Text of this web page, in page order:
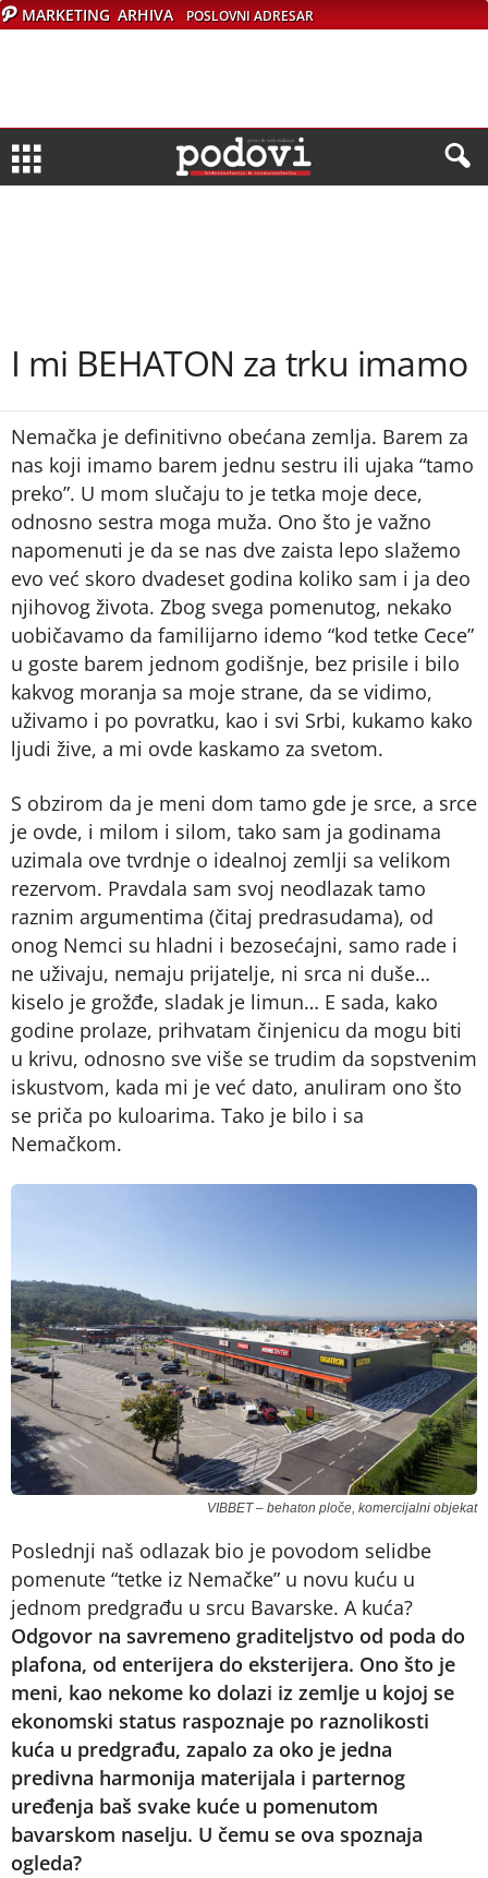
MARKETING ARHIVA POSLOVNI ADRESAR
I mi BEHATON za trku imamo
Nemačka je definitivno obećana zemlja. Barem za
nas koji imamo barem jednu sestru ili ujaka “tamo
preko”. U mom slučaju to je tetka moje dece,
odnosno sestra moga muža. Ono što je važno
napomenuti je da se nas dve zaista lepo slažemo
evo već skoro dvadeset godina koliko sam i ja deo
njihovog života. Zbog svega pomenutog, nekako
uobičavamo da familijarno idemo “kod tetke Cece”
u goste barem jednom godišnje, bez prisile i bilo
kakvog moranja sa moje strane, da se vidimo,
uživamo i po povratku, kao i svi Srbi, kukamo kako
ljudi žive, a mi ovde kaskamo za svetom.
S obzirom da je meni dom tamo gde je srce, a srce
je ovde, i milom i silom, tako sam ja godinama
uzimala ove tvrdnje o idealnoj zemlji sa velikom
rezervom. Pravdala sam svoj neodlazak tamo
raznim argumentima (čitaj predrasudama), od
onog Nemci su hladni i bezosećajni, samo rade i
ne uživaju, nemaju prijatelje, ni srca ni duše…
kiselo je grožđe, sladak je limun… E sada, kako
godine prolaze, prihvatam činjenicu da mogu biti
u krivu, odnosno sve više se trudim da sopstvenim
iskustvom, kada mi je već dato, anuliram ono što
se priča po kuloarima. Tako je bilo i sa
Nemačkom.
VIBBET – behaton ploče, komercijalni objekat
Poslednji naš odlazak bio je povodom selidbe
pomenute “tetke iz Nemačke” u novu kuću u
jednom predgrađu u srcu Bavarske. A kuća?
Odgovor na savremeno graditeljstvo od poda do
plafona, od enterijera do eksterijera. Ono što je
meni, kao nekome ko dolazi iz zemlje u kojoj se
ekonomski status raspoznaje po raznolikosti
kuća u predgrađu, zapalo za oko je jedna
predivna harmonija materijala i parternog
uređenja baš svake kuće u pomenutom
bavarskom naselju. U čemu se ova spoznaja
ogleda?